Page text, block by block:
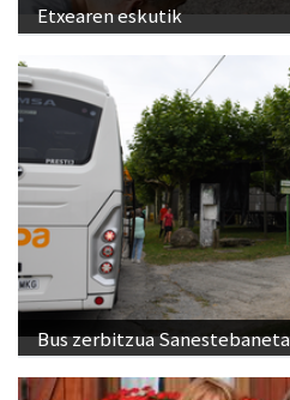
Etxearen eskutik
Bus zerbitzua